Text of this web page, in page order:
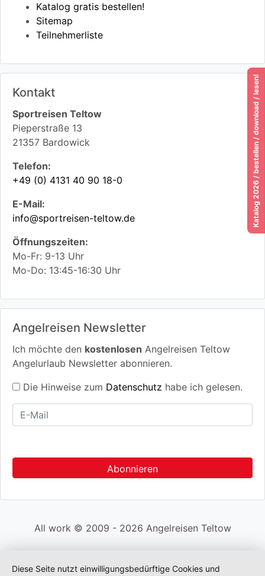
Katalog 2026 / bestellen / download / lesen!
Katalog gratis bestellen!
Sitemap
Teilnehmerliste
Kontakt
Sportreisen Teltow
Pieperstraße 13
21357 Bardowick
Telefon:
+49 (0) 4131 40 90 18-0
E-Mail:
info@sportreisen-teltow.de
Öffnungszeiten:
Mo-Fr: 9-13 Uhr
Mo-Do: 13:45-16:30 Uhr
Angelreisen Newsletter
Ich möchte den kostenlosen Angelreisen Teltow
Angelurlaub Newsletter abonnieren.
Die Hinweise zum Datenschutz habe ich gelesen.
All work © 2009 - 2026 Angelreisen Teltow
Diese Seite nutzt einwilligungsbedürftige Cookies und